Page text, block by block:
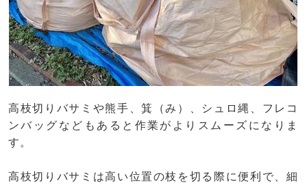
高枝切りバサミや熊手、箕（み）、シュロ縄、フレコ
ンバッグなどもあると作業がよりスムーズになりま
す。
高枝切りバサミは高い位置の枝を切る際に便利で、細